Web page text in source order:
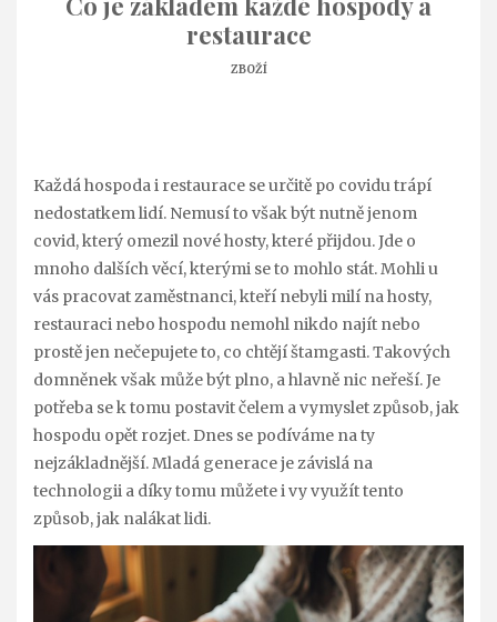
restaurace
ZBOŽÍ
Každá hospoda i restaurace se určitě po covidu trápí
nedostatkem lidí. Nemusí to však být nutně jenom
covid, který omezil nové hosty, které přijdou. Jde o
mnoho dalších věcí, kterými se to mohlo stát. Mohli u
vás pracovat zaměstnanci, kteří nebyli milí na hosty,
restauraci nebo hospodu nemohl nikdo najít nebo
prostě jen nečepujete to, co chtějí štamgasti. Takových
domněnek však může být plno, a hlavně nic neřeší. Je
potřeba se k tomu postavit čelem a vymyslet způsob, jak
hospodu opět rozjet. Dnes se podíváme na ty
nejzákladnější. Mladá generace je závislá na
technologii a díky tomu můžete i vy využít tento
způsob, jak nalákat lidi.